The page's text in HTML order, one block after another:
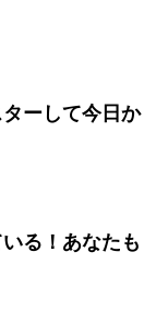
ーして今日か
る！あなたも